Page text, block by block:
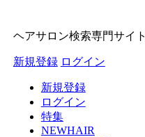
ヘアサロン検索専門サイト
新規登録 ログイン
新規登録
ログイン
特集
NEWHAIR